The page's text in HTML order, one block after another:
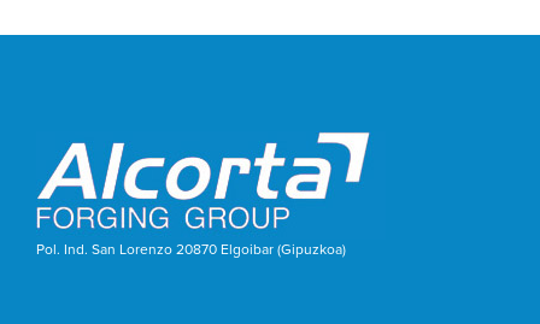
Pol. Ind. San Lorenzo 20870 Elgoibar (Gipuzkoa)